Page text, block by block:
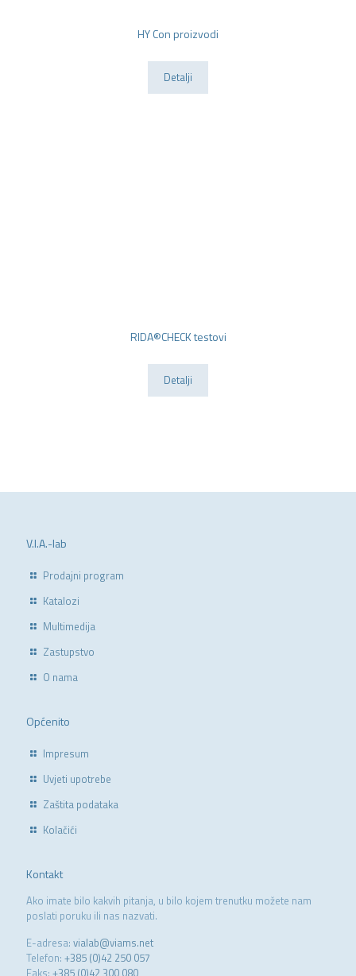
HY Con proizvodi
Detalji
RIDA®CHECK testovi
Detalji
V.I.A.-lab
Prodajni program
Katalozi
Multimedija
Zastupstvo
O nama
Općenito
Impresum
Uvjeti upotrebe
Zaštita podataka
Kolačići
Kontakt
Ako imate bilo kakvih pitanja, u bilo kojem trenutku možete nam
poslati poruku ili nas nazvati.
E-adresa: vialab@viams.net
Telefon: +385 (0)42 250 057
Faks: +385 (0)42 300 080